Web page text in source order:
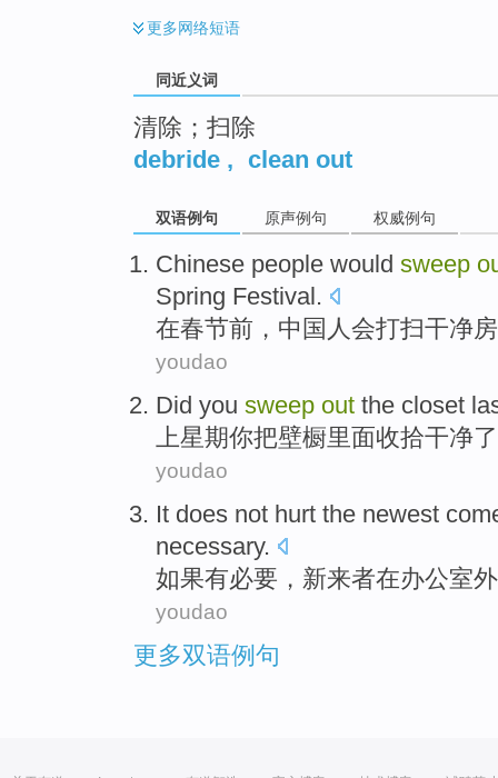
更多网络短语
同近义词
清除；扫除
debride , clean out
双语例句 原声例句 权威例句
Chinese people would sweep
Spring Festival .
在春节前 ， 中国人会打扫干净
youdao
Did you sweep out the closet
上星期你把壁橱里面收拾干净
youdao
It does not hurt the newest
necessary.
如果有必要， 新来者在办公室外
youdao
更多双语例句